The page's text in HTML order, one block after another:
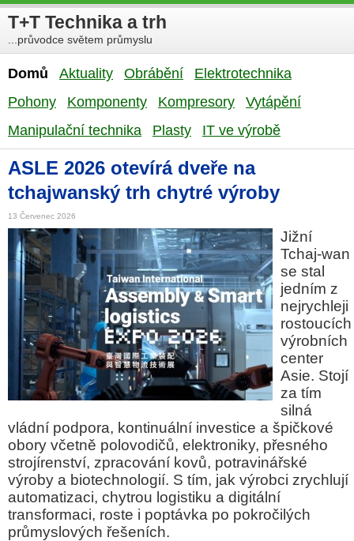
T+T Technika a trh
...průvodce světem průmyslu
Domů Aktuality Obrábění
Elektrotechnika
Pohony
Komponenty Kompresory
Vytápění
Manipulační technika
Plasty IT ve výrobě
ASLE 2026 otevírá dveře na
tchajwanský trh chytré výroby
13 Červenec 2026
Jižní
Tchaj-wan
se stal
jedním z
nejrychleji
rostoucích
výrobních
center
Asie. Stojí
za tím
silná
vládní podpora, kontinuální investice a špičkové
obory včetně polovodičů, elektroniky, přesného
strojírenství, zpracování kovů, potravinářské
výroby a biotechnologií. S tím, jak výrobci zrychlují
automatizaci, chytrou logistiku a digitální
transformaci, roste i poptávka po pokročilých
průmyslových řešeních.